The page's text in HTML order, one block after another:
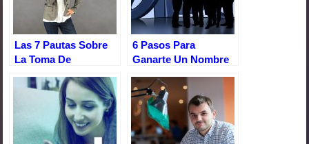
Las 7 Pautas Sobre
La Toma De
Salvarán De La Ruina
6 Pasos Para
Ganarte Un Nombre